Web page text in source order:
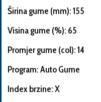
telefona
Informacije
o
Širina gume (mm): 155
Visina gume (%): 65
Promjer gume (col): 14
Program: Auto Gume
Index brzine: X